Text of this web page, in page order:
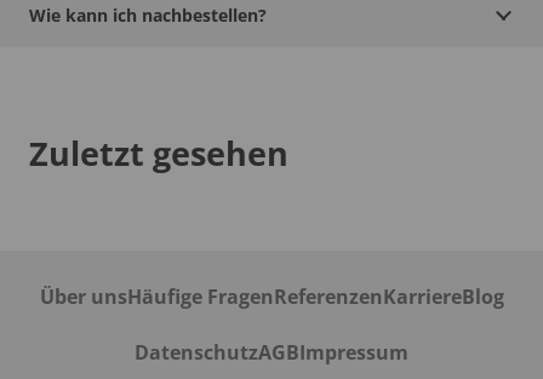
Wie kann ich nachbestellen?
Zuletzt gesehen
Über unsHäufige FragenReferenzenKarriereBlog
DatenschutzAGBImpressum